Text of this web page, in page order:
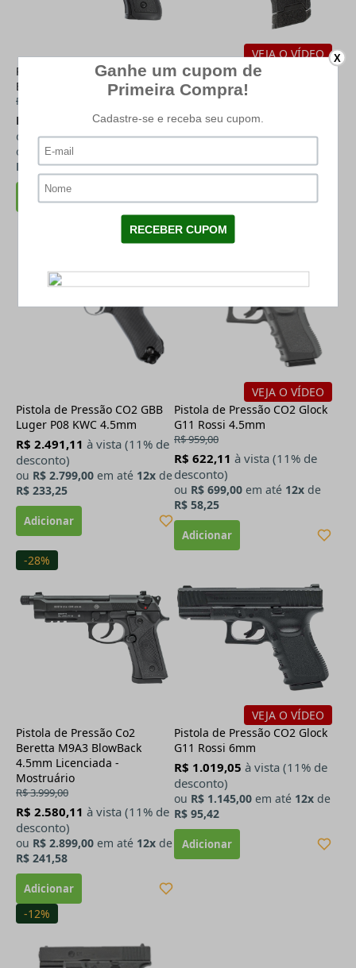
Pistola de Pressão Co2 GNB
Beretta M9 Rossi 4.5mm
R$ 745,00
R$ 595,41
à vista (11% de
desconto)
ou R$ 669,00
R$ 55,75
VEJA O VÍDEO
Pistola de Pressão Co2 GBB
Sig Sauer P365 4.5mm -
Mostruário
R$ 3.999,00
R$ 2.669,11à vista (11% de
ouR$ 2.999,00em até12xde
Pistola de Pressão CO2 GBB
Luger P08 KWC 4.5mm
R$ 2.491,11 à vista (11% de
desconto)
ou R$ 2.799,00 em até 12x de
R$ 233,25
-27%
VEJA O VÍDEO
Pistola de Pressão CO2 Glock
G11 Rossi 4.5mm
R$ 959,00
R$ 622,11 à vista (11% de
desconto)
ou R$ 699,00 em até 12x de
R$ 58,25
-28%
Pistola de Pressão Co2
Beretta M9A3 BlowBack
4.5mm Licenciada -
Mostruário
R$ 3.999,00
R$ 2.580,11 à vista (11% de
desconto)
ou R$ 2.899,00 em até 12x de
R$ 241,58
VEJA O VÍDEO
Pistola de Pressão CO2 Glock
G11 Rossi 6mm
R$ 1.019,05 à vista (11% de
desconto)
ou R$ 1.145,00 em até 12x de
R$ 95,42
-12%
X